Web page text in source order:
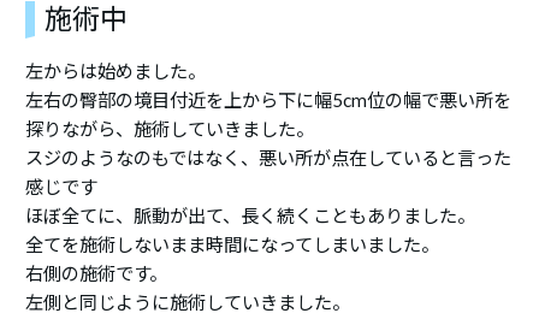
施術中
左からは始めました。
左右の臀部の境目付近を上から下に幅5cm位の幅で悪い所を
探りながら、施術していきました。
スジのようなのもではなく、悪い所が点在していると言った
感じです
ほぼ全てに、脈動が出て、長く続くこともありました。
全てを施術しないまま時間になってしまいました。
右側の施術です。
左側と同じように施術していきました。